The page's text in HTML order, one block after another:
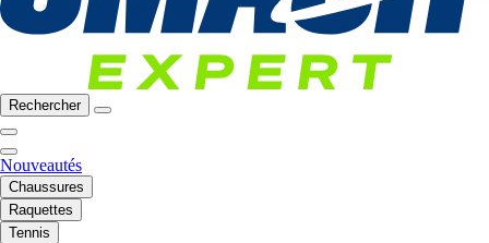
Rechercher
Nouveautés
Chaussures
Raquettes
Tennis